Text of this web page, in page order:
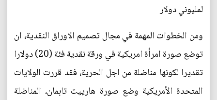
لمليوني دولار
ومن الخطوات المهمة في مجال تصميم الاوراق النقدية، ان
توضع صورة امرأة امريكية في ورقة نقدية فئة (20) دولارا
تقديرا لكونها مناضلة من اجل الحرية، فقد قررت الولايات
المتحدة الأمريكية وضع صورة هارييت تابمان، المناضلة